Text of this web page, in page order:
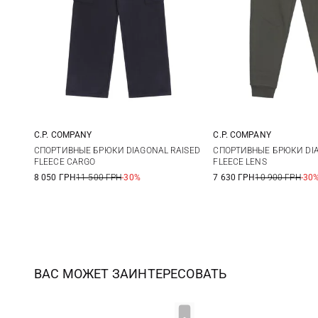
M L XL XXL
3XL
C.P. COMPANY
СПОРТИВНЫЕ БРЮКИ DIAGONAL RAISED
FLEECE CARGO
8 050 ГРН11 500 ГРН-30%
S M
XXL
C.P. COMPANY
СПОРТИВНЫЕ БРЮКИ
FLEECE LENS
7 630 ГРН10 900 ГРН-
ВАС МОЖЕТ ЗАИНТЕРЕСОВАТЬ